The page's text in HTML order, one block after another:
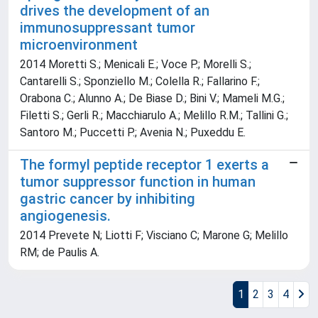
drives the development of an
immunosuppressant tumor
microenvironment
2014 Moretti S.; Menicali E.; Voce P.; Morelli S.;
Cantarelli S.; Sponziello M.; Colella R.; Fallarino F.;
Orabona C.; Alunno A.; De Biase D.; Bini V.; Mameli M.G.;
Filetti S.; Gerli R.; Macchiarulo A.; Melillo R.M.; Tallini G.;
Santoro M.; Puccetti P.; Avenia N.; Puxeddu E.
The formyl peptide receptor 1 exerts a
tumor suppressor function in human
gastric cancer by inhibiting
angiogenesis.
2014 Prevete N; Liotti F; Visciano C; Marone G; Melillo
RM; de Paulis A.
1 2 3 4